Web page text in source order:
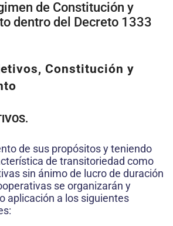
de Constitución y
dentro del Decreto 1333
Constitución y
de sus propósitos y teniendo
de transitoriedad como
sin ánimo de lucro de duración
se organizarán y
aplicación a los siguientes